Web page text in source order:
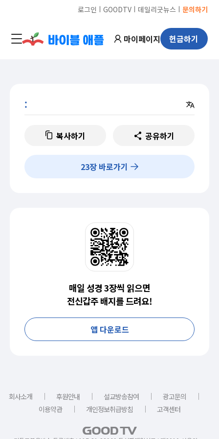
로그인 ㅣ GOODTVㅣ 데일리굿뉴스 ㅣ 문의하기
마이페이지 헌금하기
:
복사하기 공유하기
23장 바로가기
매일 성경 3장씩 읽으면
전신갑주 배지를 드려요!
앱 다운로드
회사소개 ｜ 후원안내 ｜ 설교방송참여 ｜ 광고문의
｜
이용약관
｜ 개인정보취급방침 ｜ 고객센터